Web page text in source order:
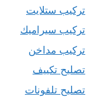
تركيب ستلايت
تركيب سيراميك
تركيب مداخن
تصليح تكييف
تصليح تلفونات